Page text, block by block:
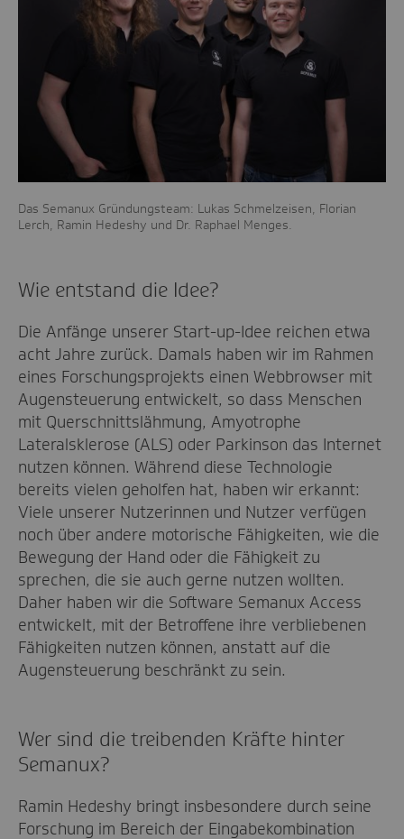
Das Semanux Gründungsteam: Lukas Schmelzeisen, Florian
Lerch, Ramin Hedeshy und Dr. Raphael Menges.
Wie entstand die Idee?
Die Anfänge unserer Start-up-Idee reichen etwa
acht Jahre zurück. Damals haben wir im Rahmen
eines Forschungsprojekts einen Webbrowser mit
Augensteuerung entwickelt, so dass Menschen
mit Querschnittslähmung, Amyotrophe
Lateralsklerose (ALS) oder Parkinson das Internet
nutzen können. Während diese Technologie
bereits vielen geholfen hat, haben wir erkannt:
Viele unserer Nutzerinnen und Nutzer verfügen
noch über andere motorische Fähigkeiten, wie die
Bewegung der Hand oder die Fähigkeit zu
sprechen, die sie auch gerne nutzen wollten.
Daher haben wir die Software Semanux Access
entwickelt, mit der Betroffene ihre verbliebenen
Fähigkeiten nutzen können, anstatt auf die
Augensteuerung beschränkt zu sein.
Wer sind die treibenden Kräfte hinter
Semanux?
Ramin Hedeshy bringt insbesondere durch seine
Forschung im Bereich der Eingabekombination